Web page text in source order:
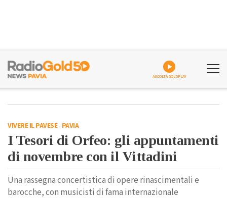
ASCOLTA GOLDPLAY
VIVERE IL PAVESE-PAVIA
I Tesori di Orfeo: gli appuntamenti
di novembre con il Vittadini
Una rassegna concertistica di opere rinascimentali e
barocche, con musicisti di fama internazionale